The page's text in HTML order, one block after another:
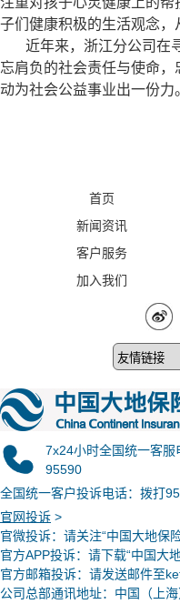
子们健康积极的生活观念，
近年来，浙江分公司在
忘肩负的社会责任与使命
动为社会公益事业出一份力
首页
新闻资讯
客户服务
加入我们
7x24小时全国统一客服
95590
全国统一客户投诉电话：拨打
官网投诉 >
官微投诉：请关注“中国大地保
官方APP投诉：请下载“中国大
官方邮箱投诉：请发送邮件至
公司总部通讯地址：中国（上